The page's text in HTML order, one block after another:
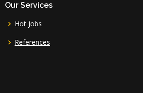
Our Services
Hot Jobs
References